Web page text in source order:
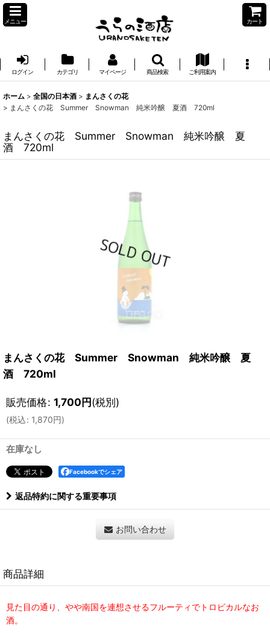
メニュー カート
ログイン カテゴリ マイページ 商品検索 ご利用案内
ホーム > 全国の日本酒 > まんさくの花
> まんさくの花 Summer Snowman 純米吟醸 夏酒 720ml
まんさくの花 Summer Snowman 純米吟醸 夏
酒 720ml
まんさくの花 Summer Snowman 純米吟醸 夏
酒 720ml
販売価格: 1,700円(税別)
(税込: 1,870円)
在庫なし
Facebookでシェア
返品特約に関する重要事項
お問い合わせ
商品詳細
見た目の通り、やや南国を連想させるフルーティでトロピカルなお
酒。